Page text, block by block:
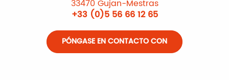
33470 Gujan-Mestras
+33 (0)5 56 66 12 65
PÓNGASE EN CONTACTO CON